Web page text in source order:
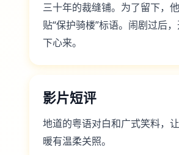
三十年的裁缝铺。为了留下，
贴“保护骑楼”标语。闹剧过后
下心来。
影片短评
地道的粤语对白和广式笑料，
暖有温柔关照。